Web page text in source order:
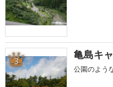
3 亀島キ
公園のよう